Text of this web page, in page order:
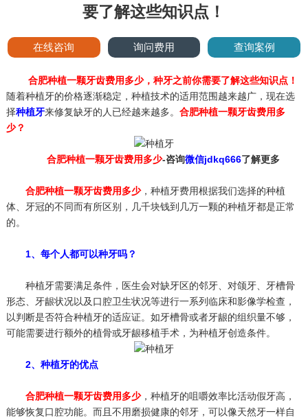
要了解这些知识点！
在线咨询 询问费用 查询案例
合肥种植一颗牙齿费用多少，种牙之前你需要了解这些知识点！
随着种植牙的价格逐渐稳定，种植技术的适用范围越来越广，现在选
择种植牙来修复缺牙的人已经越来越多。 合肥种植一颗牙齿费用多
少？
合肥种植一颗牙齿费用多少-咨询微信jdkq666了解更多
合肥种植一颗牙齿费用多少，种植牙费用根据我们选择的种植
体、牙冠的不同而有所区别，几千块钱到几万一颗的种植牙都是正常
的。
1、每个人都可以种牙吗？
种植牙需要满足条件，医生会对缺牙区的邻牙、对颌牙、牙槽骨
形态、牙龈状况以及口腔卫生状况等进行一系列临床和影像学检查，
以判断是否符合种植牙的适应证。如牙槽骨或者牙龈的组织量不够，
可能需要进行额外的植骨或牙龈移植手术，为种植牙创造条件。
2、种植牙的优点
合肥种植一颗牙齿费用多少，种植牙的咀嚼效率比活动假牙高，
能够恢复口腔功能。而且不用磨损健康的邻牙，可以像天然牙一样自